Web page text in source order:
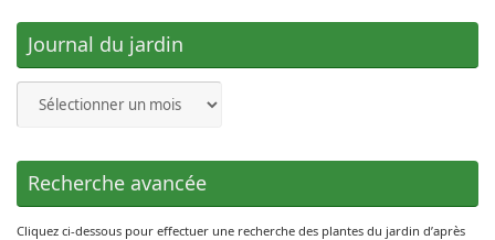
Journal du jardin
Journal
Recherche avancée
Cliquez ci-dessous pour effectuer une recherche des plantes du jardin d’après